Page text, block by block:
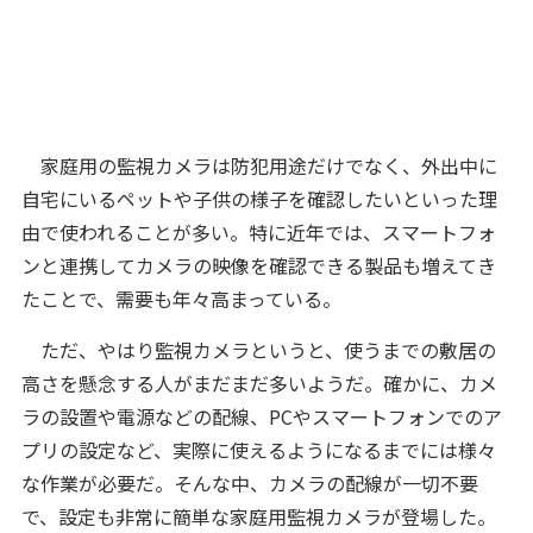
家庭用の監視カメラは防犯用途だけでなく、外出中に
自宅にいるペットや子供の様子を確認したいといった理
由で使われることが多い。特に近年では、スマートフォ
ンと連携してカメラの映像を確認できる製品も増えてき
たことで、需要も年々高まっている。
ただ、やはり監視カメラというと、使うまでの敷居の
高さを懸念する人がまだまだ多いようだ。確かに、カメ
ラの設置や電源などの配線、PCやスマートフォンでのア
プリの設定など、実際に使えるようになるまでには様々
な作業が必要だ。そんな中、カメラの配線が一切不要
で、設定も非常に簡単な家庭用監視カメラが登場した。